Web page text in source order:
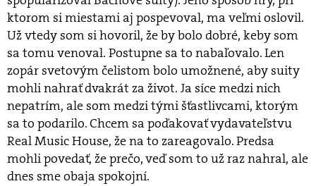
ktorom si miestami aj pospevoval, ma veľmi oslovil.
Už vtedy som si hovoril, že by bolo dobré, keby som
sa tomu venoval. Postupne sa to nabaľovalo. Len
zopár svetovým čelistom bolo umožnené, aby suity
mohli nahrať dvakrát za život. Ja síce medzi nich
nepatrím, ale som medzi tými šťastlivcami, ktorým
sa to podarilo. Chcem sa poďakovať vydavateľstvu
Real Music House, že na to zareagovalo. Predsa
mohli povedať, že prečo, veď som to už raz nahral, ale
dnes sme obaja spokojní.